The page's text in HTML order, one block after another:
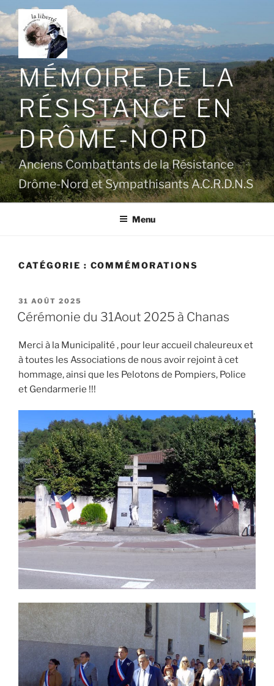
Aller
contenu
principal
MÉMOIRE DE LA
RÉSISTANCE EN
DRÔME-NORD
Anciens Combattants de la Résistance
Drôme-Nord et Sympathisants A.C.R.D.N.S
Menu
CATÉGORIE : COMMÉMORATIONS
PUBLIÉ
LE
31 AOÛT 2025
Cérémonie du 31Aout 2025 à Chanas
Merci à la Municipalité , pour leur accueil chaleureux et
à toutes les Associations de nous avoir rejoint à cet
hommage, ainsi que les Pelotons de Pompiers, Police
et Gendarmerie !!!